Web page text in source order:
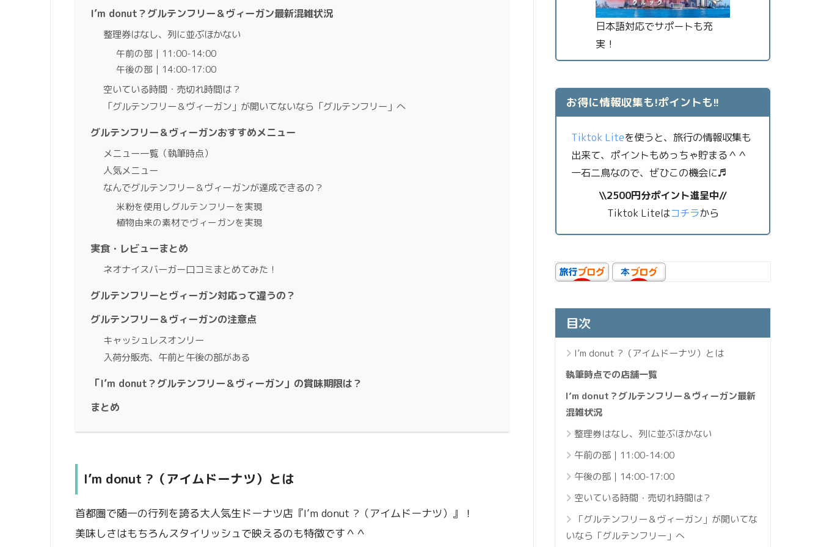
I’m donut？グルテンフリー＆ヴィーガン最新混雑状況
整理券はなし、列に並ぶほかない
午前の部｜11:00-14:00
午後の部｜14:00-17:00
空いている時間・売切れ時間は？
「グルテンフリー＆ヴィーガン」が開いてないなら「グルテンフリー」へ
グルテンフリー＆ヴィーガンおすすめメニュー
メニュー一覧（執筆時点）
人気メニュー
なんでグルテンフリー＆ヴィーガンが達成できるの？
米粉を使用しグルテンフリーを実現
植物由来の素材でヴィーガンを実現
実食・レビューまとめ
ネオナイスバーガー口コミまとめてみた！
グルテンフリーとヴィーガン対応って違うの？
グルテンフリー＆ヴィーガンの注意点
キャッシュレスオンリー
入荷分販売、午前と午後の部がある
「I’m donut？グルテンフリー＆ヴィーガン」の賞味期限は？
まとめ
Iʼm donut ?（アイムドーナツ）とは
首都圏で随一の行列を誇る大人気生ドーナツ店『Iʼm donut ?（アイムドーナツ）』！
美味しさはもちろんスタイリッシュで映えるのも特徴です＾＾
日本語対応でサポートも充
実！
お得に情報収集も!ポイントも!!
Tiktok Liteを使うと、旅行の情報収集も
出来て、ポイントもめっちゃ貯まる＾＾
一石二鳥なので、ぜひこの機会に♬
\\2500円分ポイント進呈中//
Tiktok Liteはコチラから
目次
Iʼm donut ?（アイムドーナツ）とは
執筆時点での店舗一覧
I’m donut？グルテンフリー＆ヴィーガン最新
混雑状況
整理券はなし、列に並ぶほかない
午前の部｜11:00-14:00
午後の部｜14:00-17:00
空いている時間・売切れ時間は？
「グルテンフリー＆ヴィーガン」が開いてな
いなら「グルテンフリー」へ